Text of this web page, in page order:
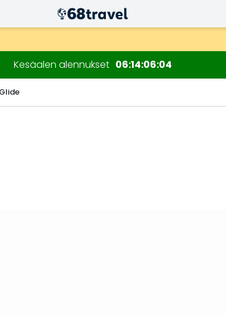
Kesäalen alennukset 06 14 06 03